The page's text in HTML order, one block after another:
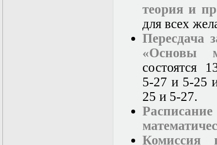
теория и
для всех
Пересдача
«Основы
состоятся
5-27 и 5-25
25 и 5-27.
Комиссия